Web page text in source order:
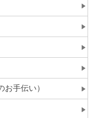
手伝い）